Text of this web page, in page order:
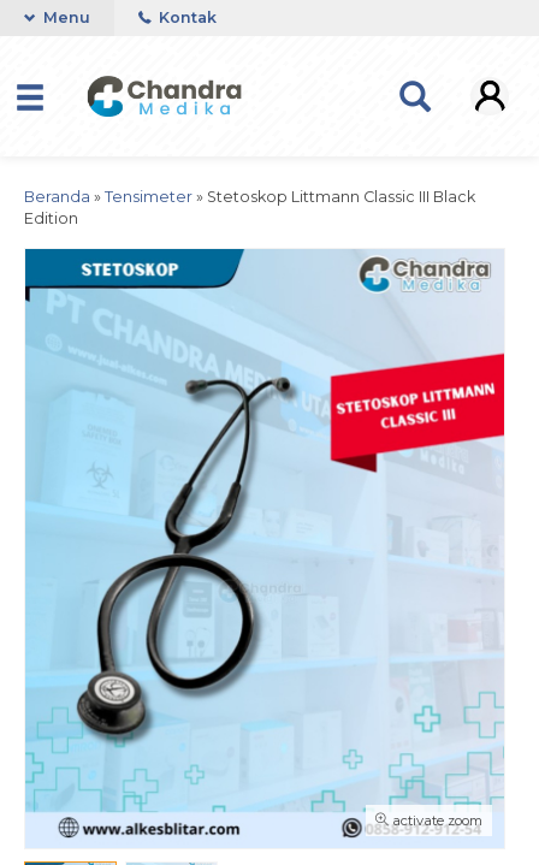
Menu Kontak
Beranda » Tensimeter » Stetoskop Littmann Classic III Black
Edition
activate zoom